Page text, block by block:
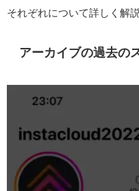
それぞれについて詳しく解
アーカイブの過去の